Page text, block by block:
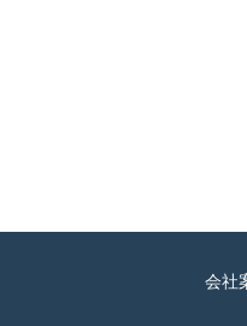
会社